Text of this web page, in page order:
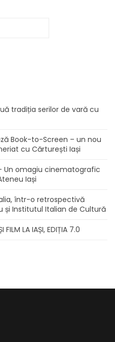
tradiția serilor de vară cu
Book-to-Screen – un nou
cu Cărturești Iași
Un omagiu cinematografic
Iași
într-o retrospectivă
și Institutul Italian de Cultură
FILM LA IAȘI, EDIȚIA 7.0